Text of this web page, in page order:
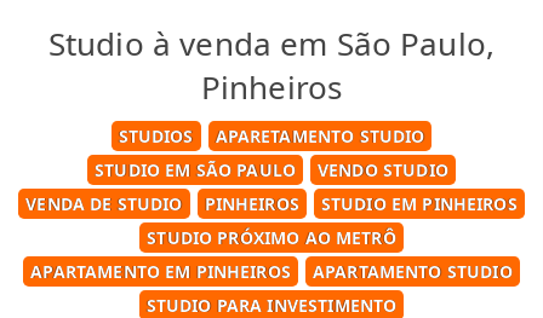
Studio à venda em São Paulo,
Pinheiros
STUDIOS
APARETAMENTO STUDIO
STUDIO EM SÃO PAULO
VENDO STUDIO
VENDA DE STUDIO
PINHEIROS
STUDIO EM PINHEIROS
STUDIO PRÓXIMO AO METRÔ
APARTAMENTO EM PINHEIROS
APARTAMENTO STUDIO
STUDIO PARA INVESTIMENTO